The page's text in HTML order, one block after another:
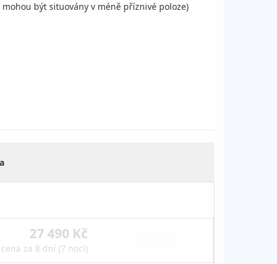
být situovány v méně příznivé poloze)
27 490 Kč
cena za 8 dní (7 nocí)